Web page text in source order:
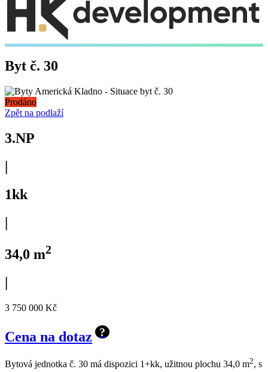
Byt č. 30
Prodáno
Zpět na podlaží
3.NP
1kk
|
34,0 m2
|
3 750 000 Kč
Cena na dotaz ?
Bytová jednotka č. 30 má dispozici 1+kk, užitnou plochu 34,0 m2, s